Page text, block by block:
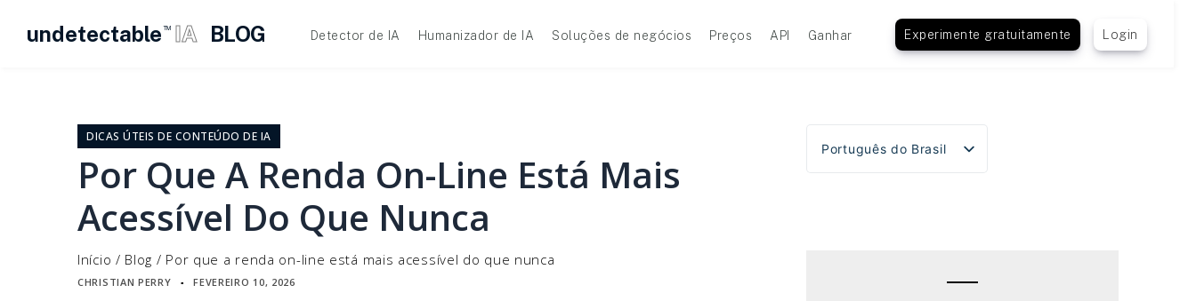
undetectable TM IA BLOG Detector de IA Humanizador de IA Soluções de negócios Preços API Ganhar Experimente gratuitamente Login
conteúdo
DICAS ÚTEIS DE CONTEÚDO DE IA
Por Que A Renda On-Line Está Mais
Acessível Do Que Nunca
Início / Blog / Por que a renda on-line está mais acessível do que nunca
CHRISTIAN PERRY ▪ FEVEREIRO 10, 2026
Português do Brasil
English